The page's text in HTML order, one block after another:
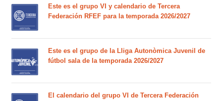
Este es el grupo VI y calendario de Tercera
Federación RFEF para la temporada 2026/2027
Este es el grupo de la Lliga Autonòmica Juvenil de
fútbol sala de la temporada 2026/2027
El calendario del grupo VI de Tercera Federación